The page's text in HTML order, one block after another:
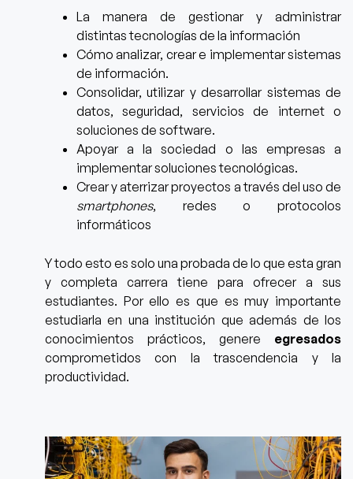
La manera de gestionar y administrar
distintas tecnologías de la información
Cómo analizar, crear e implementar sistemas
de información.
Consolidar, utilizar y desarrollar sistemas de
datos, seguridad, servicios de internet o
soluciones de software.
Apoyar a la sociedad o las empresas a
implementar soluciones tecnológicas.
Crear y aterrizar proyectos a través del uso de
smartphones, redes o protocolos
informáticos
Y todo esto es solo una probada de lo que esta gran
y completa carrera tiene para ofrecer a sus
estudiantes. Por ello es que es muy importante
estudiarla en una institución que además de los
conocimientos prácticos, genere egresados
comprometidos con la trascendencia y la
productividad.